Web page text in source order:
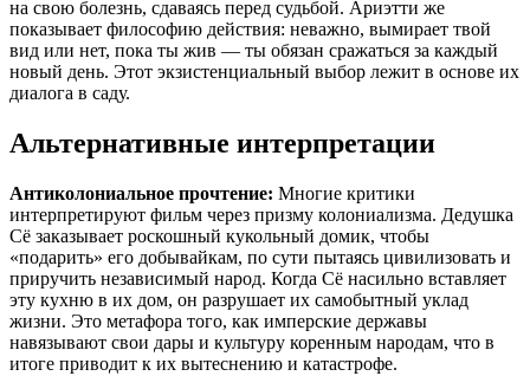
на свою болезнь, сдаваясь перед судьбой. Ариэтти же
показывает философию действия: неважно, вымирает твой
вид или нет, пока ты жив — ты обязан сражаться за каждый
новый день. Этот экзистенциальный выбор лежит в основе их
диалога в саду.
Альтернативные интерпретации
Антиколониальное прочтение: Многие критики
интерпретируют фильм через призму колониализма. Дедушка
Сё заказывает роскошный кукольный домик, чтобы
«подарить» его добывайкам, по сути пытаясь цивилизовать и
приручить независимый народ. Когда Сё насильно вставляет
эту кухню в их дом, он разрушает их самобытный уклад
жизни. Это метафора того, как имперские державы
навязывают свои дары и культуру коренным народам, что в
итоге приводит к их вытеснению и катастрофе.